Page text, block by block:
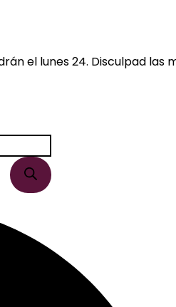
el lunes 24. Disculpad las